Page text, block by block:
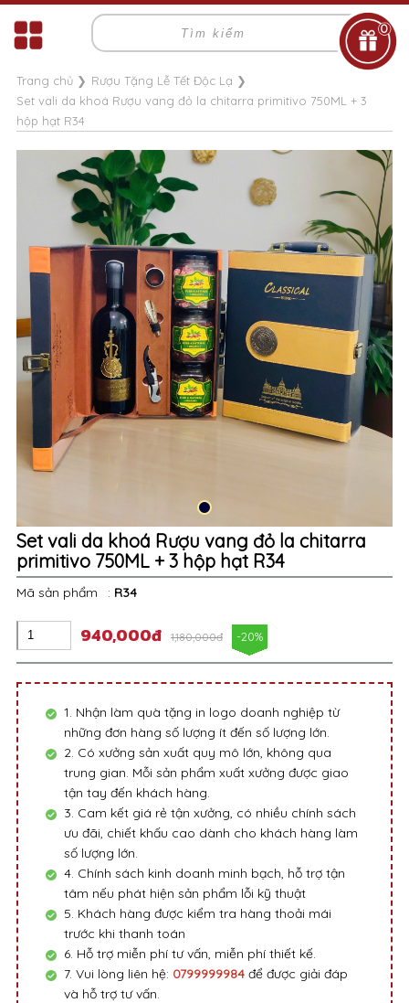
0
Trang chủ❯ Rượu Tặng Lễ Tết Độc Lạ ❯
Set vali da khoá Rượu vang đỏ la chitarra primitivo 750ML + 3
hộp hạt R34
Set vali da khoá Rượu vang đỏ la chitarra
primitivo 750ML + 3 hộp hạt R34
Mã sản phẩm : R34
940,000đ 1,180,000đ -20%
1. Nhận làm quà tặng in logo doanh nghiệp từ
những đơn hàng số lượng ít đến số lượng lớn.
2. Có xưởng sản xuất quy mô lớn, không qua
trung gian. Mỗi sản phẩm xuất xưởng được giao
tận tay đến khách hàng.
3. Cam kết giá rẻ tận xưởng, có nhiều chính sách
ưu đãi, chiết khấu cao dành cho khách hàng làm
số lượng lớn.
4. Chính sách kinh doanh minh bạch, hỗ trợ tận
tâm nếu phát hiện sản phẩm lỗi kỹ thuật
5. Khách hàng được kiểm tra hàng thoải mái
trước khi thanh toán
6. Hỗ trợ miễn phí tư vấn, miễn phí thiết kế.
7. Vui lòng liên hệ: 0799999984 để được giải đáp
và hỗ trợ tư vấn.